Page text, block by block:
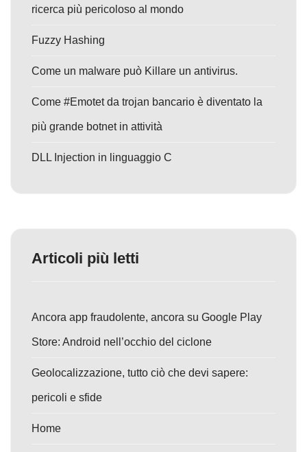
ricerca più pericoloso al mondo
Fuzzy Hashing
Come un malware può Killare un antivirus.
Come #Emotet da trojan bancario è diventato la
più grande botnet in attività
DLL Injection in linguaggio C
Articoli più letti
Ancora app fraudolente, ancora su Google Play
Store: Android nell’occhio del ciclone
Geolocalizzazione, tutto ciò che devi sapere:
pericoli e sfide
Home